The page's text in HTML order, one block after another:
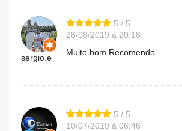
sergio.e
5 / 5
28/08/2019 à 20:18
Muito bom Recomendo
5 / 5
10/07/2019 à 06:46